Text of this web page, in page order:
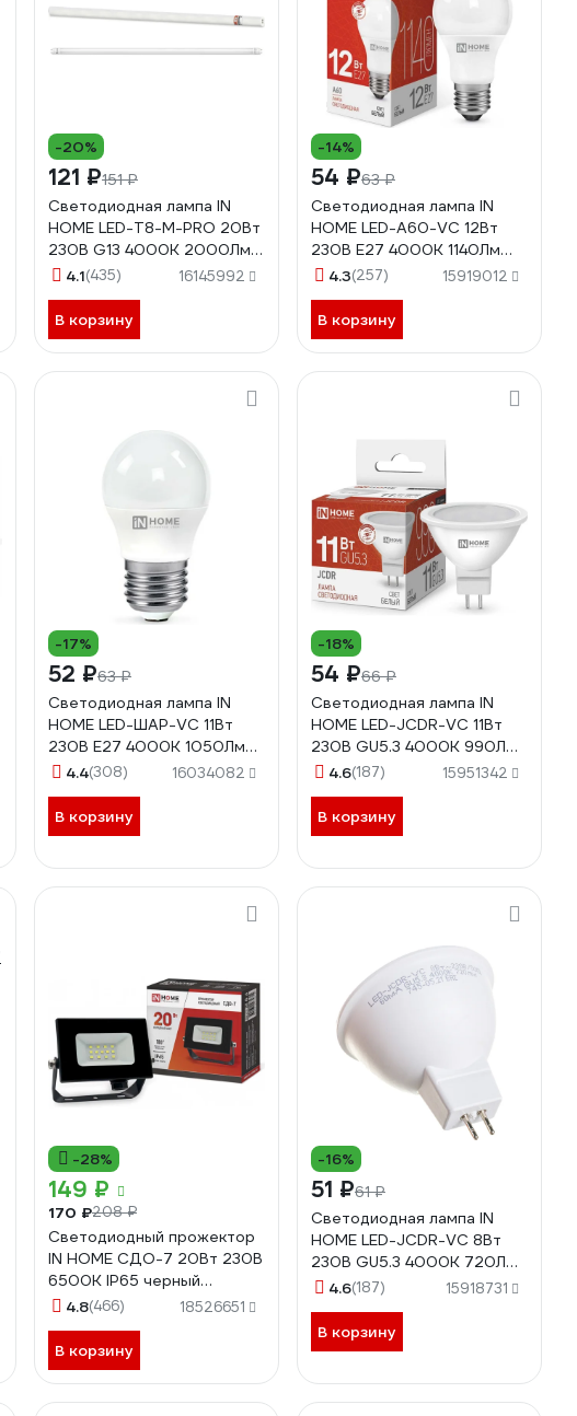
-20%
121 ₽151 ₽
Светодиодная лампа IN
HOME LED-T8-М-PRO 20Вт
230В G13 4000К 2000Лм
1200мм матовая
4.1(435) 16145992
В корзину
-14%
54 ₽63 ₽
Светодиодная лампа IN
HOME LED-A60-VC 12Вт
230В Е27 4000К 1140Лм
4690612020242
4.3(257) 15919012
В корзину
-17%
52 ₽63 ₽
Светодиодная лампа IN
HOME LED-ШАР-VC 11Вт
230В Е27 4000К 1050Лм
4690612020617
4.4(308) 16034082
В корзину
-18%
54 ₽66 ₽
Светодиодная лампа IN
HOME LED-JCDR-VC 11Вт
230В GU5.3 4000К 990Лм
4690612020358
4.6(187) 15951342
В корзину
-28%
149 ₽
170 ₽208 ₽
Светодиодный прожектор
IN HOME СДО-7 20Вт 230В
6500К IP65 черный
4690612034614
4.8(466) 18526651
В корзину
-16%
51 ₽61 ₽
Светодиодная лампа IN
HOME LED-JCDR-VC 8Вт
230В GU5.3 4000К 720Лм
4690612020334
4.6(187) 15918731
В корзину